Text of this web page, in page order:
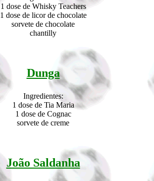
1 dose de Whisky Teachers
1 dose de licor de chocolate
sorvete de chocolate
chantilly
Dunga
Ingredientes:
1 dose de Tia Maria
1 dose de Cognac
sorvete de creme
João Saldanha